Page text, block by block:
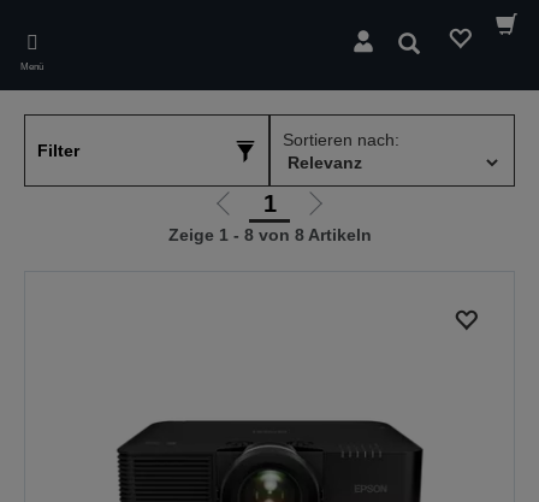
main
content
Menü
Suchen
Filter
Sortieren nach:
Zur
vorherigen
1
Zur
nächsten
Zeige 1 - 8 von 8 Artikeln